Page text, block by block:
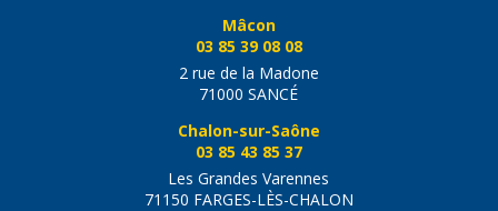
Mâcon
03 85 39 08 08
2 rue de la Madone
71000 SANCÉ
Chalon-sur-Saône
03 85 43 85 37
Les Grandes Varennes
71150 FARGES-LÈS-CHALON